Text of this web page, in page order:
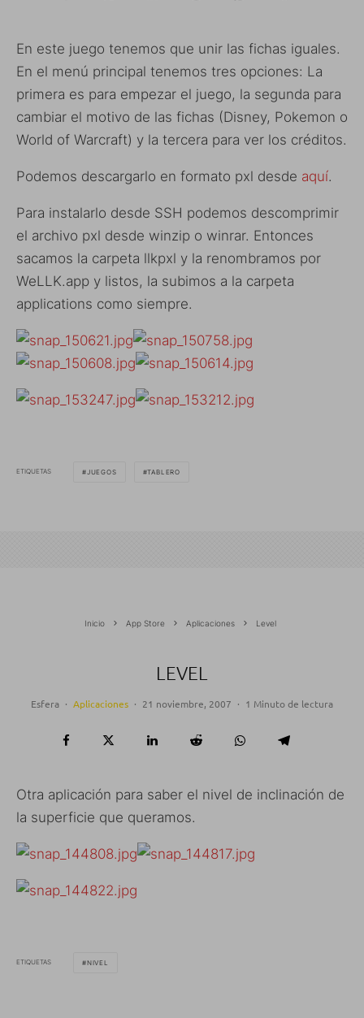
En este juego tenemos que unir las fichas iguales.
En el menú principal tenemos tres opciones: La
primera es para empezar el juego, la segunda para
cambiar el motivo de las fichas (Disney, Pokemon o
World of Warcraft) y la tercera para ver los créditos.
Podemos descargarlo en formato pxl desde aquí.
Para instalarlo desde SSH podemos descomprimir
el archivo pxl desde winzip o winrar. Entonces
sacamos la carpeta llkpxl y la renombramos por
WeLLK.app y listos, la subimos a la carpeta
applications como siempre.
ETIQUETAS JUEGOS TABLERO
Inicio App Store Aplicaciones Level
LEVEL
Esfera · Aplicaciones · 21 noviembre, 2007 · 1 Minuto de lectura
Otra aplicación para saber el nivel de inclinación de
la superficie que queramos.
ETIQUETAS NIVEL